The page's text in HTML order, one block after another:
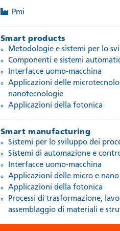
Pmi
Smart products
Metodologie e sistemi per lo
Componenti e sistemi
Interfacce uomo-macchina
Applicazioni delle
nanotecnologie
Applicazioni della fotonica
Smart manufacturing
Sistemi per lo sviluppo dei
Sistemi di automazione e
Interfacce uomo-macchina
Applicazioni delle micro e
Applicazioni della fotonica
Processi di trasformazione,
assemblaggio di materiali e